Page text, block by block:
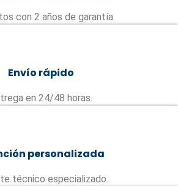
con 2 años de garantía.
Envío rápido
en 24/48 horas.
personalizada
técnico especializado.